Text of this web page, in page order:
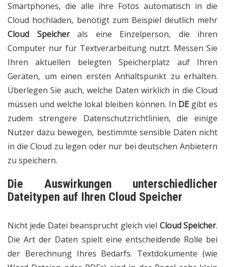
Smartphones, die alle ihre Fotos automatisch in die
Cloud hochladen, benötigt zum Beispiel deutlich mehr
Cloud Speicherals eine Einzelperson, die ihren
Computer nur für Textverarbeitung nutzt. Messen Sie
Ihren aktuellen belegten Speicherplatz auf Ihren
Geräten, um einen ersten Anhaltspunkt zu erhalten.
Überlegen Sie auch, welche Daten wirklich in die Cloud
müssen und welche lokal bleiben können. In DE gibt es
zudem strengere Datenschutzrichtlinien, die einige
Nutzer dazu bewegen, bestimmte sensible Daten nicht
in die Cloud zu legen oder nur bei deutschen Anbietern
zu speichern.
Die Auswirkungen unterschiedlicher
Dateitypen auf Ihren Cloud Speicher
Nicht jede Datei beansprucht gleich viel Cloud Speicher.
Die Art der Daten spielt eine entscheidende Rolle bei
der Berechnung Ihres Bedarfs. Textdokumente (wie